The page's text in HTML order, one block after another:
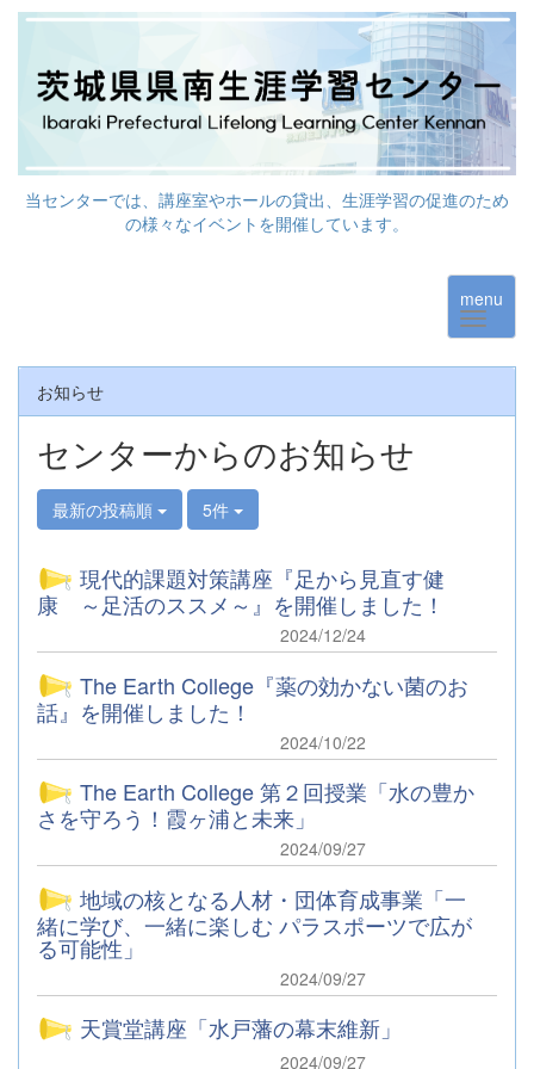
当センターでは、講座室やホールの貸出、生涯学習の促進のため
の様々なイベントを開催しています。
menu
お知らせ
センターからのお知らせ
最新の投稿順 5件
現代的課題対策講座『足から見直す健
康 ～足活のススメ～』を開催しました！
2024/12/24
The Earth College『薬の効かない菌のお
話』を開催しました！
2024/10/22
The Earth College 第２回授業「水の豊か
さを守ろう！霞ヶ浦と未来」
2024/09/27
地域の核となる人材・団体育成事業「一
緒に学び、一緒に楽しむ パラスポーツで広が
る可能性」
2024/09/27
天賞堂講座「水戸藩の幕末維新」
2024/09/27